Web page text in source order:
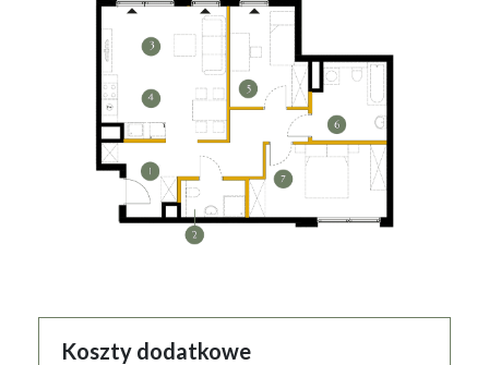
Koszty dodatkowe